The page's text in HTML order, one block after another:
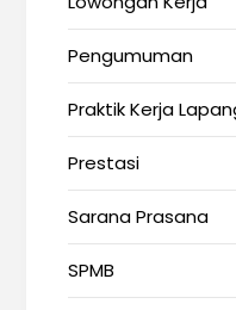
Pengumuman
Praktik Kerja
Prestasi
Sarana Prasana
SPMB